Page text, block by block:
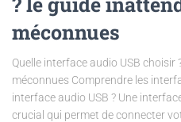
méconnues
Quelle interface audio USB
méconnues Comprendre les
interface audio USB ? Une
crucial qui permet de connecter